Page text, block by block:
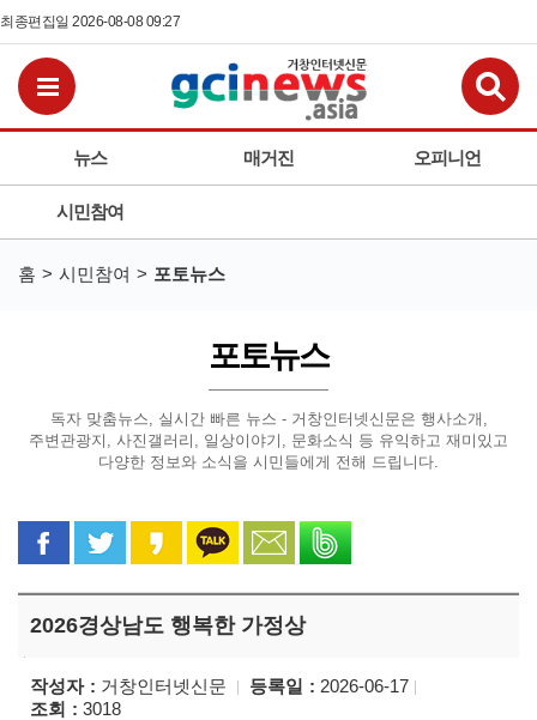
최종편집일 2026-08-08 09:27
뉴스 매거진 오피니언
시민참여
홈 시민참여 포토뉴스
포토뉴스
독자 맞춤뉴스, 실시간 빠른 뉴스 - 거창인터넷신문은 행사소개,
주변관광지, 사진갤러리, 일상이야기, 문화소식 등 유익하고 재미있고
다양한 정보와 소식을 시민들에게 전해 드립니다.
페이스북으로 공유
트위터로 공유카카오 스토리로 공유
카카오톡으로 공유
문자로 공유
2026경상남도 행복한 가정상
작성자 거창인터넷신문 등록일
2026-06-17
조회
3018